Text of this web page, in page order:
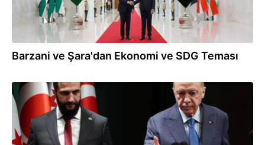
Barzani ve Şara'dan Ekonomi ve SDG Teması
29.07.2026